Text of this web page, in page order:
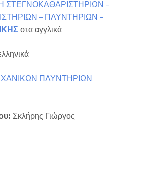
ΣΤΕΓΝΟΚΑΘΑΡΙΣΤΗΡΙΩΝ –
– ΠΛΥΝΤΗΡΙΩΝ –
στα αγγλικά
ΠΛΥΝΤΗΡΙΩΝ
Σκλήρης Γιώργος